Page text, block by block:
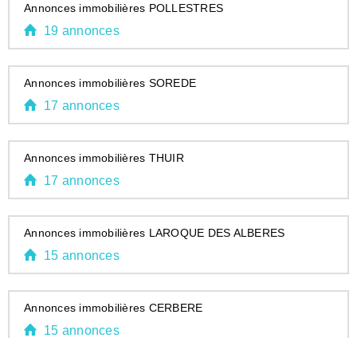
Annonces immobilières POLLESTRES
19 annonces
Annonces immobilières SOREDE
17 annonces
Annonces immobilières THUIR
17 annonces
Annonces immobilières LAROQUE DES ALBERES
15 annonces
Annonces immobilières CERBERE
15 annonces